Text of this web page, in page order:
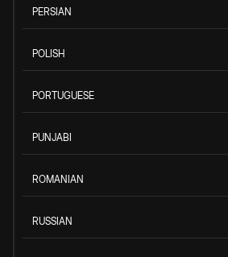
PERSIAN
POLISH
PORTUGUESE
PUNJABI
ROMANIAN
RUSSIAN